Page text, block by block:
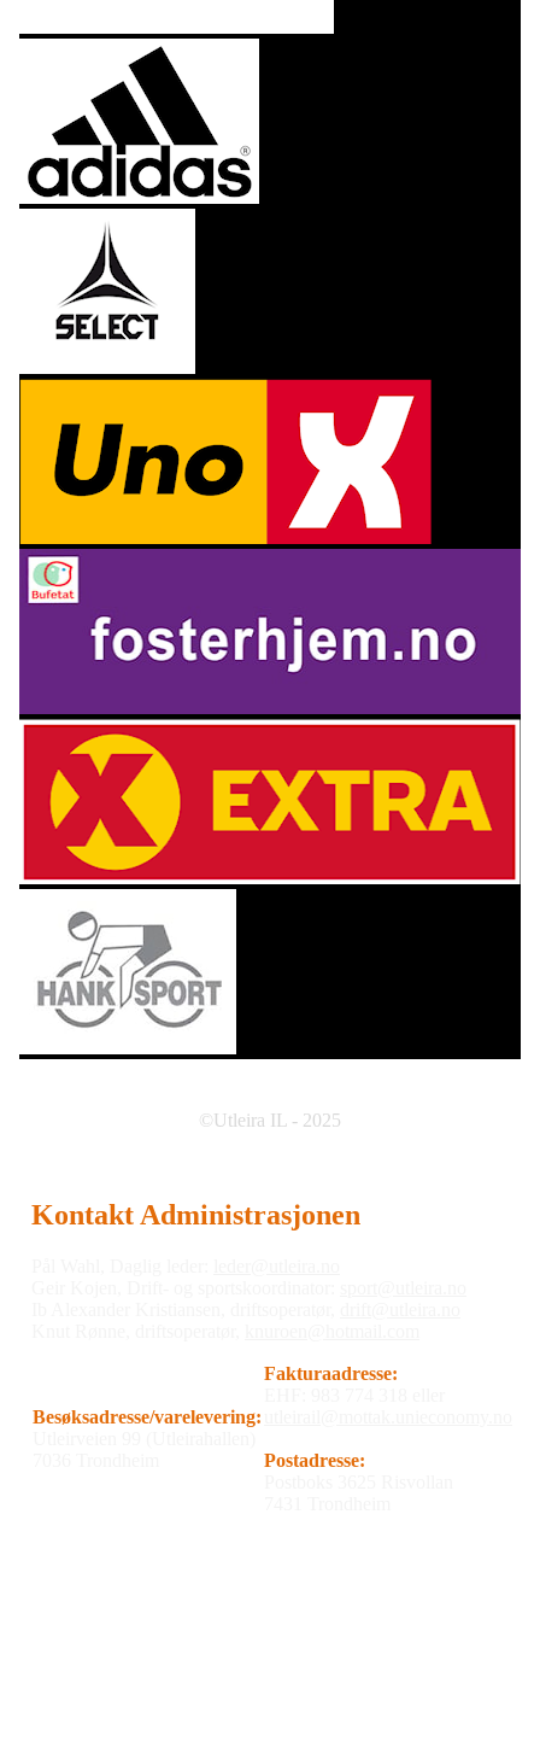
©Utleira IL - 2025
Kontakt Administrasjonen
Besøksadresse/varelevering:
Fakturaadresse:
Postadresse: